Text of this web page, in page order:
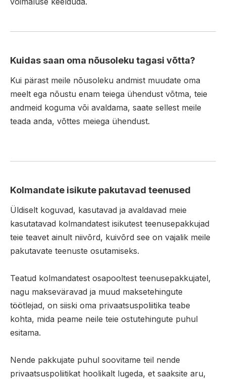
Kuidas saan oma nõusoleku tagasi võtta?
Kui pärast meile nõusoleku andmist muudate oma
meelt ega nõustu enam teiega ühendust võtma, teie
andmeid koguma või avaldama, saate sellest meile
teada anda, võttes meiega ühendust.
Kolmandate isikute pakutavad teenused
Üldiselt koguvad, kasutavad ja avaldavad meie
kasutatavad kolmandatest isikutest teenusepakkujad
teie teavet ainult niivõrd, kuivõrd see on vajalik meile
pakutavate teenuste osutamiseks.
Teatud kolmandatest osapooltest teenusepakkujatel,
nagu makseväravad ja muud maksetehingute
töötlejad, on siiski oma privaatsuspoliitika teabe
kohta, mida peame neile teie ostutehingute puhul
esitama.
Nende pakkujate puhul soovitame teil nende
privaatsuspoliitikat hoolikalt lugeda, et saaksite aru,